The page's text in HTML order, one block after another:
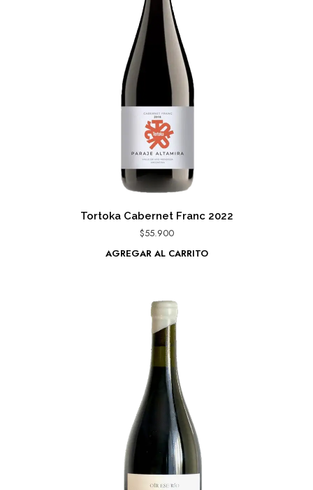
Tortoka Cabernet Franc 2022
$55.900
AGREGAR AL CARRITO